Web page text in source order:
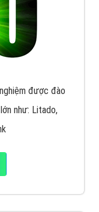
được đào
như: Litado,